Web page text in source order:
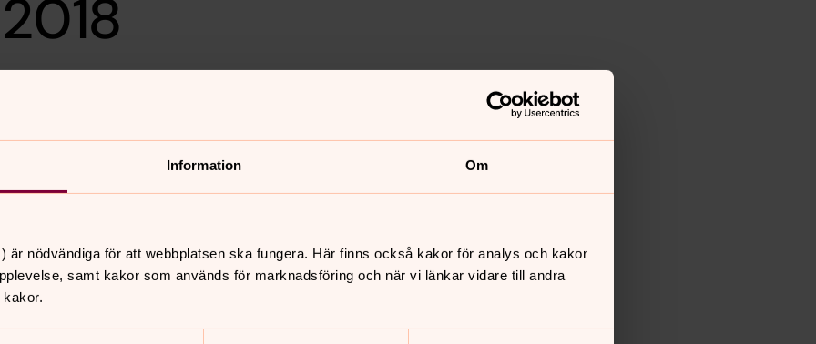
Information Om
är nödvändiga för att webbplatsen ska fungera. Här finns också kakor för analys och kakor
samt kakor som används för marknadsföring och när vi länkar vidare till andra